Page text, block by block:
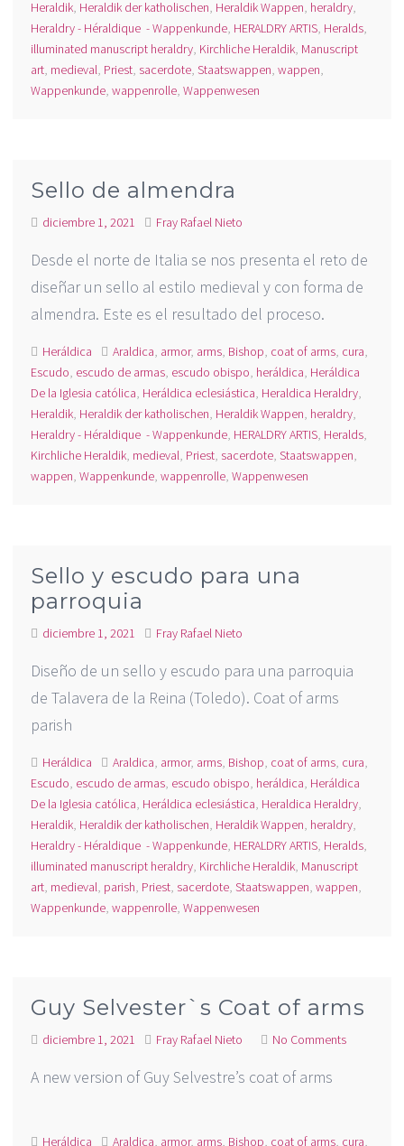
Heraldik, Heraldik der katholischen, Heraldik Wappen, heraldry,
Heraldry - Héraldique - Wappenkunde, HERALDRY ARTIS, Heralds,
illuminated manuscript heraldry, Kirchliche Heraldik, Manuscript
art, medieval, Priest, sacerdote,Staatswappen,wappen,
Wappenkunde,wappenrolle,Wappenwesen
Sello de almendra
diciembre 1, 2021 Fray Rafael Nieto
Desde el norte de Italia se nos presenta el reto de
diseñar un sello al estilo medieval y con forma de
almendra. Este es el resultado del proceso.
Heráldica Araldica, armor, arms, Bishop, coat of arms, cura,
Escudo, escudo de armas, escudo obispo, heráldica, Heráldica
De la Iglesia católica, Heráldica eclesiástica, Heraldica Heraldry,
Heraldik, Heraldik der katholischen, Heraldik Wappen, heraldry,
Heraldry - Héraldique - Wappenkunde, HERALDRY ARTIS, Heralds,
Kirchliche Heraldik, medieval, Priest, sacerdote,Staatswappen,
wappen,Wappenkunde,wappenrolle,Wappenwesen
Sello y escudo para una
parroquia
diciembre 1, 2021 Fray Rafael Nieto
Diseño de un sello y escudo para una parroquia
de Talavera de la Reina (Toledo). Coat of arms
parish
Heráldica Araldica, armor, arms, Bishop, coat of arms, cura,
Escudo, escudo de armas, escudo obispo, heráldica, Heráldica
De la Iglesia católica, Heráldica eclesiástica, Heraldica Heraldry,
Heraldik, Heraldik der katholischen, Heraldik Wappen, heraldry,
Heraldry - Héraldique - Wappenkunde, HERALDRY ARTIS, Heralds,
illuminated manuscript heraldry, Kirchliche Heraldik, Manuscript
art, medieval, parish, Priest, sacerdote,Staatswappen,wappen,
Wappenkunde,wappenrolle,Wappenwesen
Guy Selvester`s Coat of arms
diciembre 1, 2021 Fray Rafael Nieto No Comments
A new version of Guy Selvestre’s coat of arms
Heráldica Araldica, armor, arms, Bishop, coat of arms, cura,